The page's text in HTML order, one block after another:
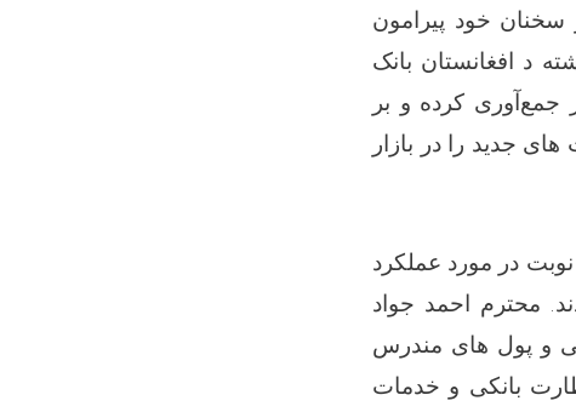
خود پیرامون
د افغانستان بانک
جمع‌آوری کرده و بر
جدید را در بازار
در مورد عملکرد
محترم احمد جواد
و پول های مندرس
بانکی و خدمات